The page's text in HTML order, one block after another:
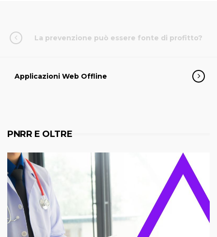
La prevenzione può essere fonte di profitto?
Applicazioni Web Offline
PNRR E OLTRE